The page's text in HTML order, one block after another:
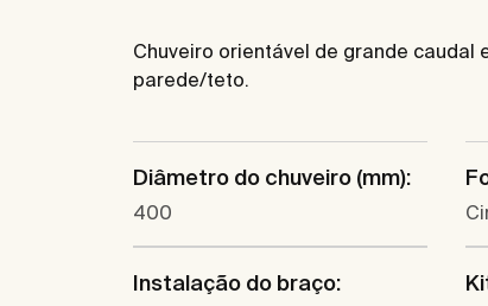
Chuveiro orientável de grande caudal
parede/teto.
Diâmetro do chuveiro (mm):
400
Instalação do braço: